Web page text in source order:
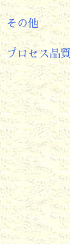
その他
プロセス品質